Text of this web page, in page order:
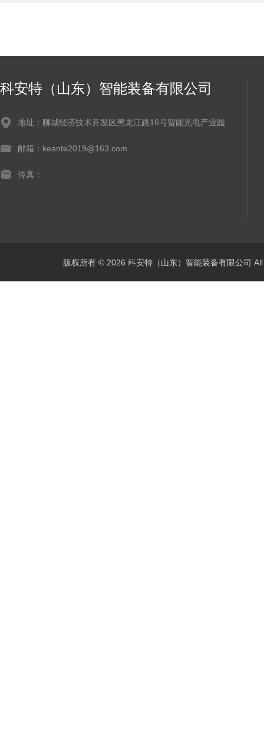
科安特（山东）智能装备有限公司
地址：聊城经济技术开发区黑龙江路16号智能光电产业园
邮箱：keante2019@163.com
传真：
版权所有 © 2026 科安特（山东）智能装备有限公